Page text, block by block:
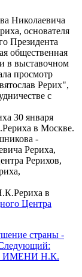
Николаевича
основателя
Президента
общественная
в выставочном
просмотр
Рерих",
с
30 января
в Москве.
-
Рериха,
Рерихов,
в
Центра
страны -
ИМЕНИ Н.К.